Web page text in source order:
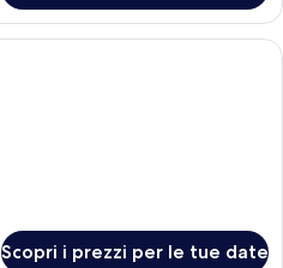
Una camera d'albergo con un letto
Scopri i prezzi per le tue date